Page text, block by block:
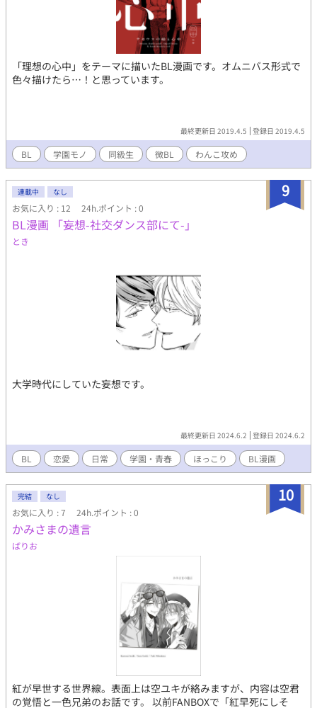
「理想の心中」をテーマに描いたBL漫画です。オムニバス形式で
色々描けたら…！と思っています。
最終更新日 2019.4.5 登録日 2019.4.5
BL 学園モノ 同級生 微BL わんこ攻め
9
連載中 なし
お気に入り : 12 24h.ポイント : 0
BL漫画 「妄想-社交ダンス部にて-」
とき
大学時代にしていた妄想です。
最終更新日 2024.6.2 登録日 2024.6.2
BL 恋愛 日常 学園・青春 ほっこり BL漫画
10
完結 なし
お気に入り : 7 24h.ポイント : 0
かみさまの遺言
ばりお
紅が早世する世界線。表面上は空ユキが絡みますが、内容は空君
の覚悟と一色兄弟のお話です。 以前FANBOXで「紅早死にしそ